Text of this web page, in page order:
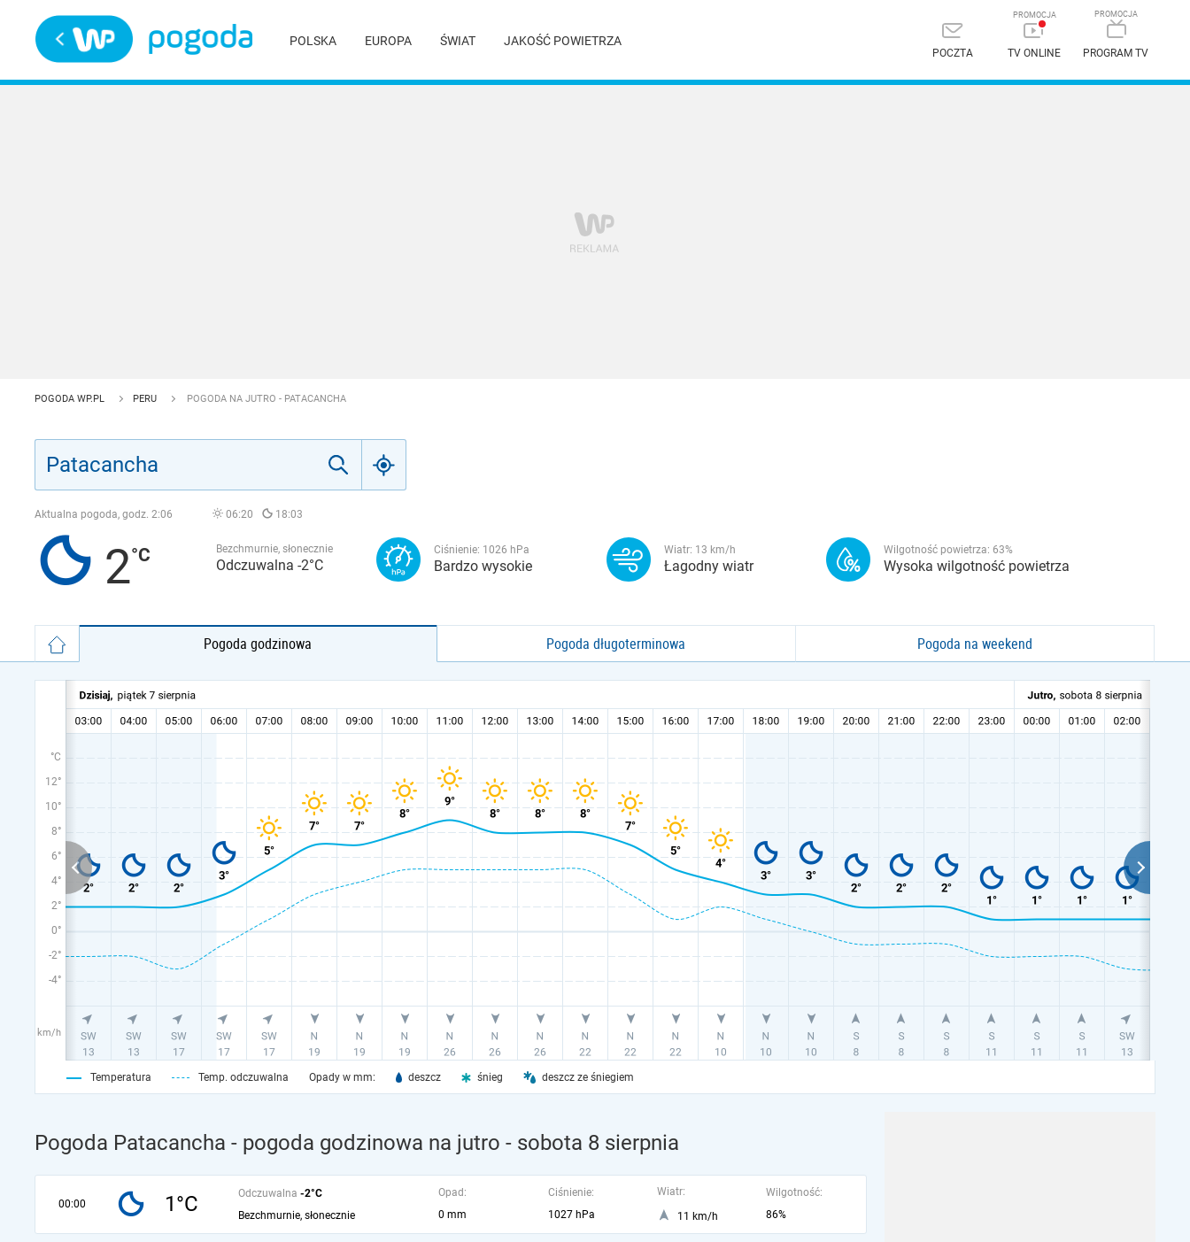
POLSKA EUROPA ŚWIAT JAKOŚĆ POWIETRZA
POCZTA TV ONLINE PROGRAM TV
POGODA WP.PL PERU POGODA NA JUTRO - PATACANCHA
Aktualna pogoda, godz. 2:06 06:20 18:03
2 Bezchmurnie, słonecznie
Odczuwalna -2°C
Ciśnienie: 1026 hPa
Bardzo wysokie
Wiatr: 13 km/h
Łagodny wiatr
Wilgotność powietrza: 63%
Wysoka wilgotność powietrza
Pogoda godzinowa Pogoda długoterminowa Pogoda na weekend
°C
12°
10°
8°
6°
4°
2°
0°
-2°
-4°
km/h
Temperatura Temp. odczuwalna Opady w mm: deszcz śnieg deszcz ze śniegiem
Pogoda Patacancha - pogoda godzinowa na jutro - sobota 8 sierpnia
00:00 1°C Odczuwalna -2°C
Bezchmurnie, słonecznie
Opad:
0 mm
Ciśnienie:
1027 hPa
Wiatr:
11 km/h
Wilgotność:
86%